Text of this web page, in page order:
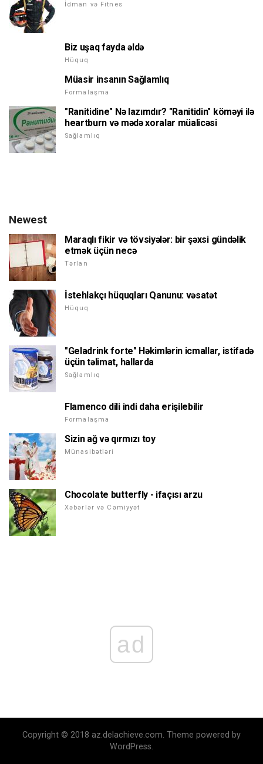
İdman və Fitnes
Biz uşaq fayda əldə
Hüquq
Müasir insanın Sağlamlıq
Formalaşma
"Ranitidine" Nə lazımdır? "Ranitidin" köməyi ilə
heartburn və mədə xoralar müalicəsi
Sağlamlıq
Newest
Maraqlı fikir və tövsiyələr: bir şəxsi gündəlik
etmək üçün necə
Tərlan
İstehlakçı hüquqları Qanunu: vəsatət
Hüquq
"Geladrink forte" Həkimlərin icmallar, istifadə
üçün təlimat, hallarda
Sağlamlıq
Flamenco dili indi daha erişilebilir
Formalaşma
Sizin ağ və qırmızı toy
Münasibətləri
Chocolate butterfly - ifaçısı arzu
Xəbərlər və Cəmiyyət
ad
Copyright © 2018 az.delachieve.com. Theme powered by
WordPress.